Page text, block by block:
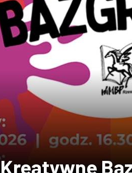
Kreatywne